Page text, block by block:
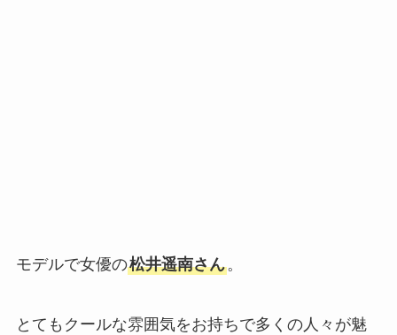
モデルで女優の松井遥南さん。
とてもクールな雰囲気をお持ちで多くの人々が魅